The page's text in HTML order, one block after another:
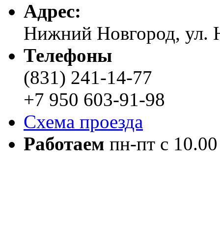
Адреc:
Нижний Новгород, ул.
Телефоны
(831) 241-14-77
+7 950 603-91-98
Схема проезда
Работаем пн-пт с